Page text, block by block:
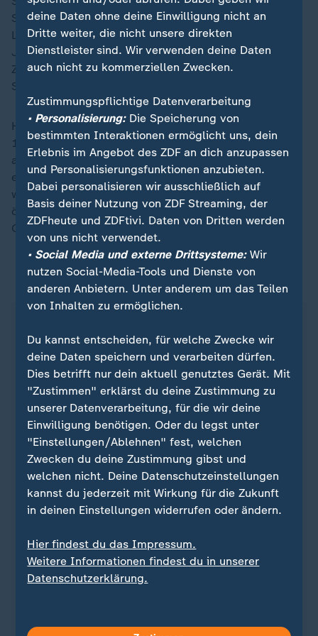
Silbernen Bären für die beste schauspielerische
Leistung in einer Hauptrolle ausgezeichnet. Die 47-
Jährige erhielt die Auszeichnung für ihre Rolle in der
ZDF/ARTE-Koproduktion "Rose" von Markus
Schleinzer.
Hüller verkörpert in dem Drama eine Frau, die sich im
17. Jahrhundert in einem kleinen, abgelegenen Dorf
als Mann ausgibt. Einzig so sieht sie die Chance auf
ein freies, selbstbestimmtes Dasein. Als sie entlarvt
wird, kennt die Dorfgemeinschaft kein Erbarmen. Der
österreichische Regisseur Schleinzer erzählt die
Geschichte in strengen Schwarz-Weiß-Bildern.
Preisträger der 76. Berlinale
Briefe" von Ilker Çatak
Silberner Bär Großer Preis der Jury: "Kurtulus"
von Emin Alper
Silberner Bär Preis der Jury: "Queen at Sea"
von Lance Hammer
Silberner Bär für die beste Regie: Grant Gee
für "Everybody Digs Bill Evans"
Silberner Bär für die beste schauspielerische
Leistung in einer Hauptrolle: Sandra Hüller in
"Rose"
Silberner Bär für die beste schauspielerische
Marshall und Tom Courtenay in "Queen at
Sea"
Silberner Bär für das beste Drehbuch:
künstlerische Leistung: Anna Fitch und Banker
deine Daten ohne deine Einwilligung nicht an
Dritte weiter, die nicht unsere direkten
Dienstleister sind. Wir verwenden deine Daten
auch nicht zu kommerziellen Zwecken.
Zustimmungspflichtige Datenverarbeitung
• Personalisierung:Die Speicherung von
bestimmten Interaktionen ermöglicht uns, dein
Erlebnis im Angebot des ZDF an dich anzupassen
und Personalisierungsfunktionen anzubieten.
Dabei personalisieren wir ausschließlich auf
Basis deiner Nutzung von ZDF Streaming, der
ZDFheute und ZDFtivi. Daten von Dritten werden
von uns nicht verwendet.
• Social Media und externe Drittsysteme:Wir
nutzen Social-Media-Tools und Dienste von
anderen Anbietern. Unter anderem um das Teilen
von Inhalten zu ermöglichen.
Du kannst entscheiden, für welche Zwecke wir
deine Daten speichern und verarbeiten dürfen.
Dies betrifft nur dein aktuell genutztes Gerät. Mit
"Zustimmen" erklärst du deine Zustimmung zu
unserer Datenverarbeitung, für die wir deine
Einwilligung benötigen. Oder du legst unter
"Einstellungen/Ablehnen" fest, welchen
Zwecken du deine Zustimmung gibst und
welchen nicht. Deine Datenschutzeinstellungen
kannst du jederzeit mit Wirkung für die Zukunft
in deinen Einstellungen widerrufen oder ändern.
Hier findest du das Impressum.
Weitere Informationen findest du in unserer
Datenschutzerklärung.